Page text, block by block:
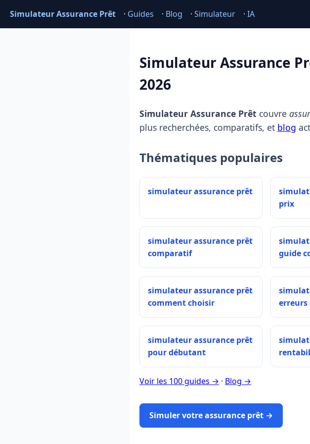
Simulateur Assurance Prêt · Guides · Blog · Simulateur · IA
Simulateur Assurance
2026
Simulateur Assurance Prêt couvre
plus recherchées, comparatifs, et blog
Thématiques populaires
simulateur assurance prêt
prix
simulateur assurance prêt
comparatif
guide
simulateur assurance prêt
comment choisir
erreurs
simulateur assurance prêt
pour débutant
Voir les 100 guides → · Blog →
Simuler votre assurance prêt →